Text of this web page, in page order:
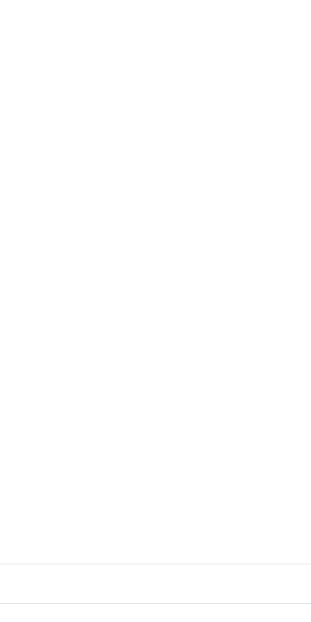
et étapes clés
?
aux modèles
pratiques
données Confluence
intensifs
avantages et exemples
fondamentaux et étapes clés
projet
c'est ?
grâce aux modèles
et bonnes pratiques
connaissiez pas à propos des bases de données